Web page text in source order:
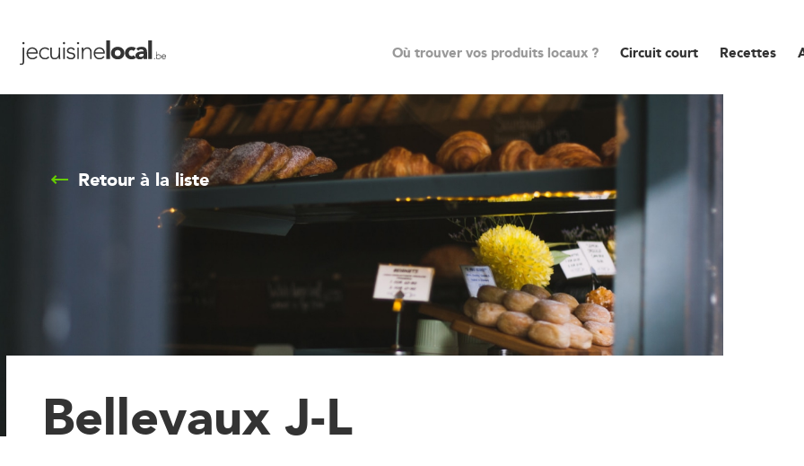
Où trouver vos produits locaux ? Circuit court Recettes
Retour à la liste
Bellevaux J-L